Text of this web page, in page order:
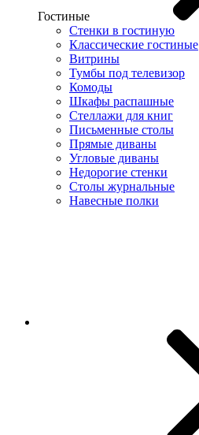
Гостиные
Стенки в гостиную
Классические гостиные
Витрины
Тумбы под телевизор
Комоды
Шкафы распашные
Стеллажи для книг
Письменные столы
Прямые диваны
Угловые диваны
Недорогие стенки
Столы журнальные
Навесные полки